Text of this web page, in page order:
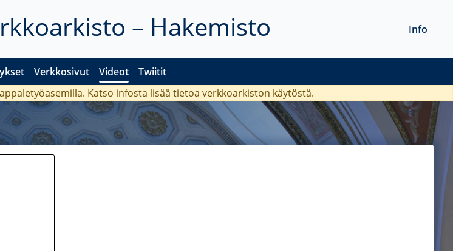
– Hakemisto
Verkkosivut Videot Twiitit
Info
Katso infosta lisää tietoa verkkoarkiston käytöstä.